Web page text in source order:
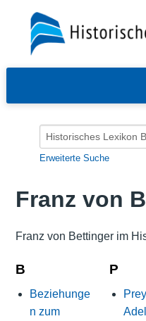
Erweiterte Suche
Franz von
Franz von Bettinger im
B
Beziehunge
n zum
P